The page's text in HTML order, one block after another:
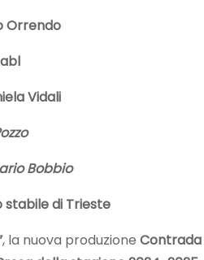
Orrendo
Vidali
Bobbio
stabile di Trieste
, la nuova produzione Contrada